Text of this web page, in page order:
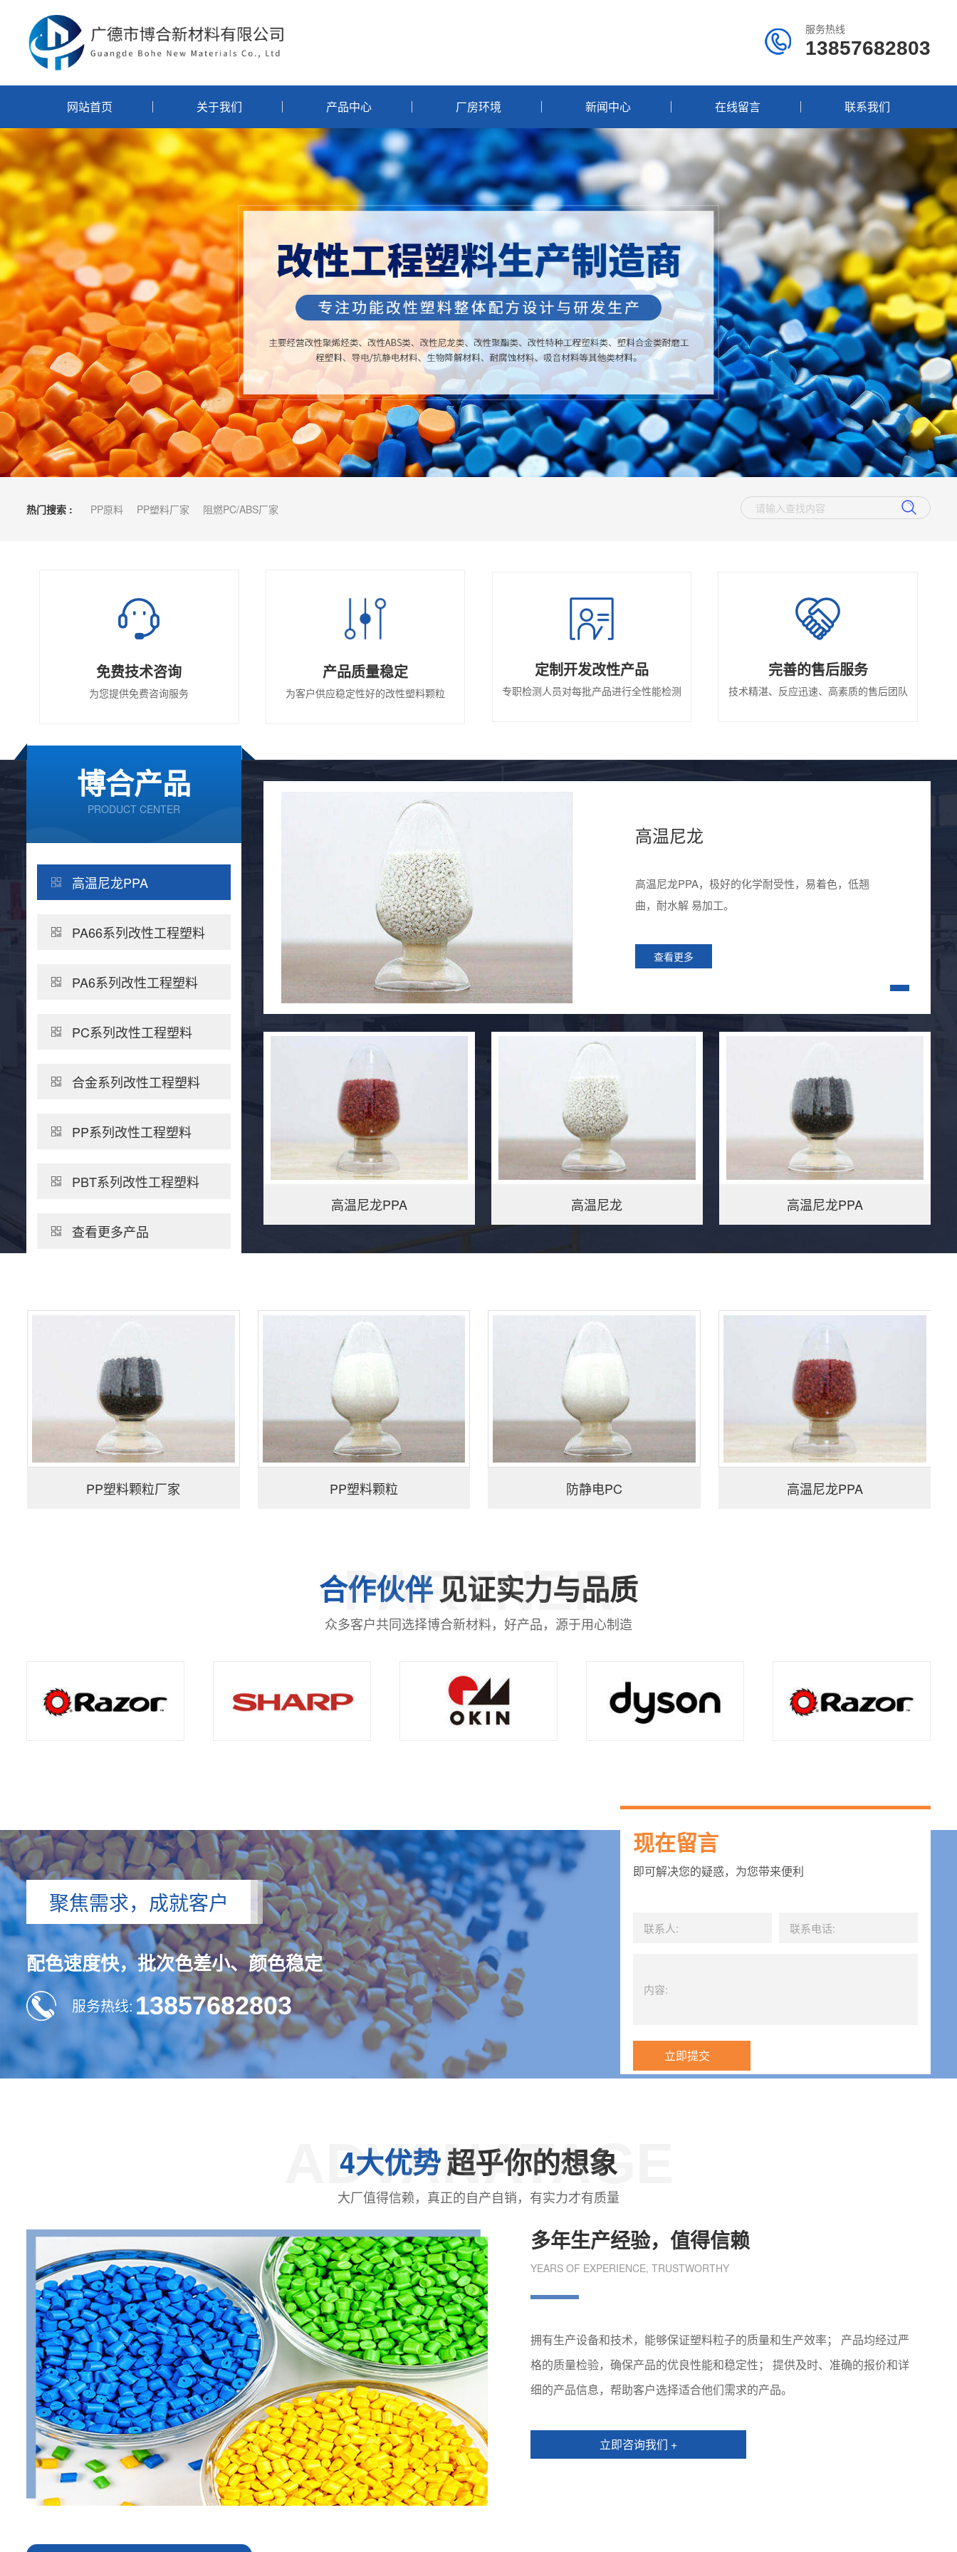
服务热线
13857682803
网站首页 关于我们 产品中心 厂房环境 新闻中心 在线留言 联系我们
热门搜索 : PP原料 PP塑料厂家 阻燃PC/ABS厂家
免费技术咨询
为您提供免费咨询服务
产品质量稳定
为客户供应稳定性好的改性塑料颗粒
定制开发改性产品
专职检测人员对每批产品进行全性能检测
完善的售后服务
技术精湛、反应迅速、高素质的售后团队
博合产品
PRODUCT CENTER
高温尼龙PPA
PA66系列改性工程塑料
PA6系列改性工程塑料
PC系列改性工程塑料
合金系列改性工程塑料
PP系列改性工程塑料
PBT系列改性工程塑料
查看更多产品
PPA，极好的化学耐受性，易着色，低翘
解 易加工。
高温尼龙
高温尼龙PPA，极好的化学耐受性，易着色，低翘
曲，耐水解 易加工。
查看更多
高温尼龙PPA 高温尼龙 高温尼龙PPA
PP塑料颗粒厂家 PP塑料颗粒 防静电PC 高温尼龙PPA
合作伙伴见证实力与品质
众多客户共同选择博合新材料，好产品，源于用心制造
PARTNER
聚焦需求，成就客户
配色速度快，批次色差小、颜色稳定
服务热线:13857682803
现在留言
即可解决您的疑惑，为您带来便利
立即提交
4大优势超乎你的想象
大厂值得信赖，真正的自产自销，有实力才有质量
ADVANATAGE
多年生产经验，值得信赖
YEARS OF EXPERIENCE, TRUSTWORTHY
拥有生产设备和技术，能够保证塑料粒子的质量和生产效率； 产品均经过严
格的质量检验，确保产品的优良性能和稳定性； 提供及时、准确的报价和详
细的产品信息，帮助客户选择适合他们需求的产品。
立即咨询我们 +